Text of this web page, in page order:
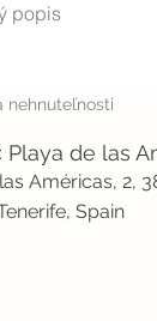
popis
nehnuteľnosti
Playa de las
Américas, 2,
Spain